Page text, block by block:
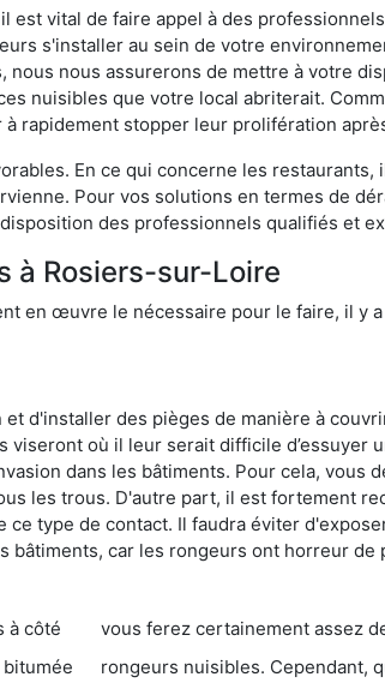
vital de faire appel à des
s'installer au sein de votre
nous assurerons de mettre à votre
nuisibles que votre local abriterait.
rapidement stopper leur prolifération
En ce qui concerne les restaurants,
Pour vos solutions en termes de
des professionnels qualifiés et
à Rosiers-sur-Loire
en œuvre le nécessaire pour le faire, il y
d'installer des pièges de manière à
où il leur serait difficile d’essuyer
dans les bâtiments. Pour cela, vous
les trous. D'autre part, il est fortement
type de contact. Il faudra éviter
car les rongeurs ont horreur de
vous ferez certainement assez de dégâts
rongeurs nuisibles. Cependant, qui dit produit